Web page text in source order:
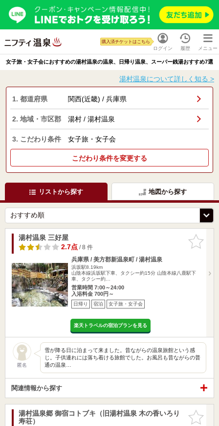
ログイン
購入済チケットはこちら
履歴 メニュー
女子旅・女子会におすすめの湯村温泉の温泉、日帰り温泉、スーパー銭湯おすすめ7選
湯村温泉について詳しく知る >
1. 都道府県 関西(近畿) / 兵庫県
2. 地域・市区郡 湯村 / 湯村温泉
3. こだわり条件 女子旅・女子会
こだわり条件を変更する
リストから探す 地図から探す
お気に入
りに追加
湯村温泉 三好屋
2.7点/ 8 件
兵庫県 / 美方郡新温泉町 / 湯村温泉
浜坂駅8.19km
山陰本線浜坂駅下車、タクシー約15分 山陰本線八鹿駅下
車、タクシー約…
営業時間 7:00～24:00
入浴料金 700円～
日帰り 宿泊 女子旅・女子会
楽天トラベルの宿泊プランを見る
匿名
雪が降る日に泊まって来ました。昔ながらの温泉旅館という感
じ。子供連れには落ち着ける旅館でした。お風呂も昔ながらの普
通の温泉…
関連情報から探す
お気に入
りに追加
湯村温泉郷 御宿コトブキ（旧湯村温泉 木の香いろり
寿荘）